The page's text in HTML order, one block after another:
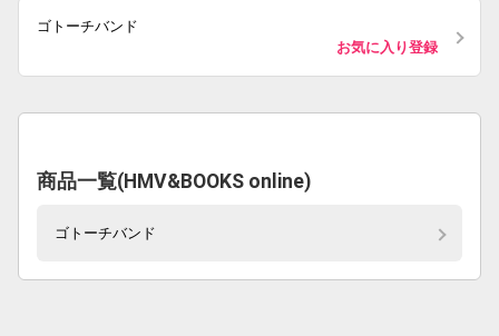
ゴトーチバンド
お気に入り登録
商品一覧(HMV&BOOKS online)
ゴトーチバンド